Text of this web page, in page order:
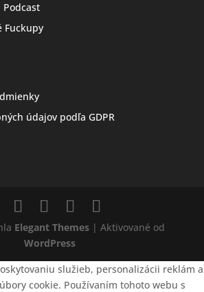
Fuckupy
údajov podľa GDPR
Elegant Themes| Aktivované od
WordPress
služieb, personalizácii reklám a
cookie. Používaním tohoto webu s